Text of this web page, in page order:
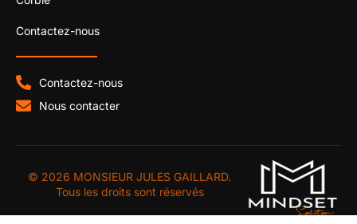
Contactez-nous
Contactez-nous
Nous contacter
© 2026 MONSIEUR JULES GAILLARD.
Tous les droits sont réservés